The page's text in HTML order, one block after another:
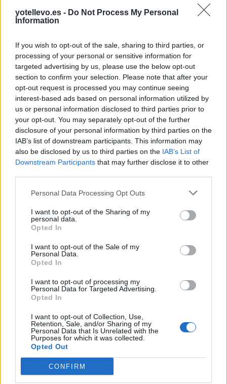
yotellevo.es - Do Not Process My Personal
Information
If you wish to opt-out of the sale, sharing to third parties, or
processing of your personal or sensitive information for
targeted advertising by us, please use the below opt-out
section to confirm your selection. Please note that after your
opt-out request is processed you may continue seeing
interest-based ads based on personal information utilized by
us or personal information disclosed to third parties prior to
your opt-out. You may separately opt-out of the further
disclosure of your personal information by third parties on the
IAB’s list of downstream participants. This information may
also be disclosed by us to third parties on the IAB’s List of
Downstream Participants that may further disclose it to other
Personal Data Processing Opt Outs
I want to opt-out of the Sharing of my
personal data.
Opted In
I want to opt-out of the Sale of my
Personal Data.
Opted In
I want to opt-out of processing my
Personal Data for Targeted Advertising.
Opted In
I want to opt-out of Collection, Use,
Retention, Sale, and/or Sharing of my
Personal Data that Is Unrelated with the
Purposes for which it was collected.
Opted Out
CONFIRM
Cómo ir desde São Leopoldo a Fortaleza
Leopoldo y Fortaleza
combustible
por litro
5l/100km 7l/100km
10l/100km
Gasolina 95
0,00€
Gasolina 98
0,00€ 211l.-
0,00€
295l.
0,00€
422 l.-
Bio diesel
0,00€ 211l.